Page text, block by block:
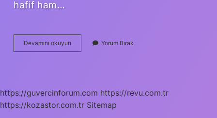
hafif ham…
Devamını okuyun
Üretimi
Yorum Bırak
https://guvercinforum.com https://revu.com.tr
https://kozastor.com.tr Sitemap